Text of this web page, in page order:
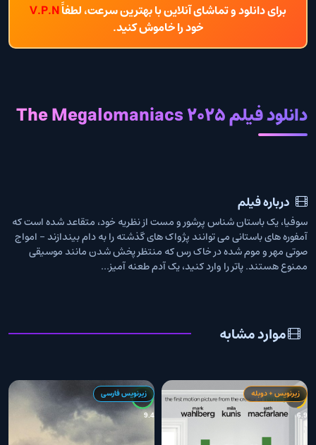
برای دانلود و تماشای آنلاین با بهترین سرعت، لطفاًV.P.N
خود را خاموش کنید.
دانلود فیلم The Megalomaniacs 2025
درباره فیلم
سوفیا، یک باستان شناس پرشور و مست از نظریه خود، متقاعد شده است که
آمفوره های باستانی می توانند پژواک های گذشته را به دام بیندازند - امواج
صوتی مهر و موم شده در خاک رس که منتظر پخش شدن مانند موسیقی
ممنوع هستند. پاتر را وارد کنید، یک آدم طعنه آمیز...
موارد مشابه
6.9
زیرنویس + دوبله
9.4
زیرنویس فارسی